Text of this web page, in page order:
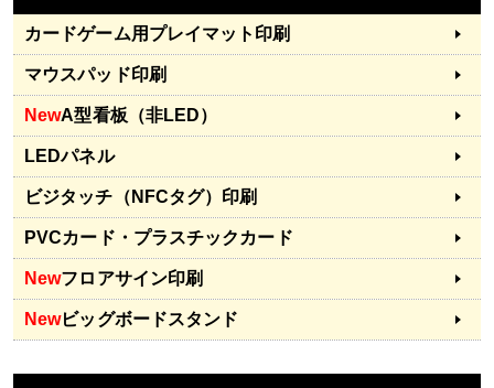
カードゲーム用プレイマット印刷
マウスパッド印刷
NewA型看板（非LED）
LEDパネル
ビジタッチ（NFCタグ）印刷
PVCカード・プラスチックカード
Newフロアサイン印刷
Newビッグボードスタンド